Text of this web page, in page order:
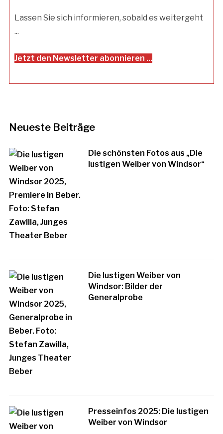
Lassen Sie sich informieren, sobald es weitergeht
...
Jetzt den Newsletter abonnieren ...
Neueste Beiträge
Die schönsten Fotos aus „Die
lustigen Weiber von Windsor“
Die lustigen Weiber von
Windsor: Bilder der
Generalprobe
Presseinfos 2025: Die lustigen
Weiber von Windsor